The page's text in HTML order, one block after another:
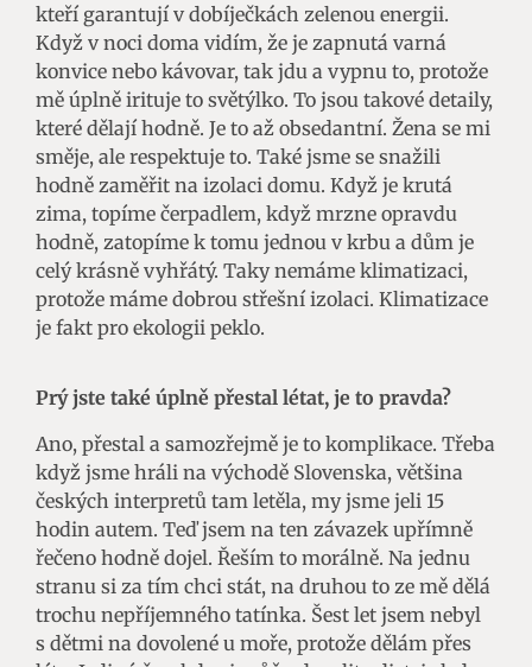
kteří garantují v dobíječkách zelenou energii.
Když v noci doma vidím, že je zapnutá varná
konvice nebo kávovar, tak jdu a vypnu to, protože
mě úplně irituje to světýlko. To jsou takové detaily,
které dělají hodně. Je to až obsedantní. Žena se mi
směje, ale respektuje to. Také jsme se snažili
hodně zaměřit na izolaci domu. Když je krutá
zima, topíme čerpadlem, když mrzne opravdu
hodně, zatopíme k tomu jednou v krbu a dům je
celý krásně vyhřátý. Taky nemáme klimatizaci,
protože máme dobrou střešní izolaci. Klimatizace
je fakt pro ekologii peklo.
Prý jste také úplně přestal létat, je to pravda?
Ano, přestal a samozřejmě je to komplikace. Třeba
když jsme hráli na východě Slovenska, většina
českých interpretů tam letěla, my jsme jeli 15
hodin autem. Teď jsem na ten závazek upřímně
řečeno hodně dojel. Řeším to morálně. Na jednu
stranu si za tím chci stát, na druhou to ze mě dělá
trochu nepříjemného tatínka. Šest let jsem nebyl
s dětmi na dovolené u moře, protože dělám přes